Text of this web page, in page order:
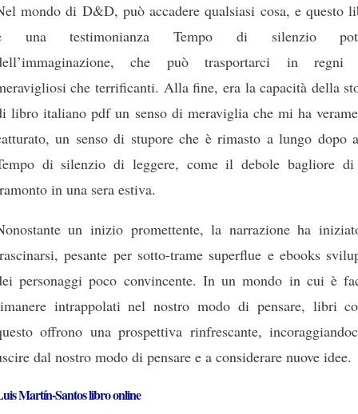
mondo di D&D, può accadere qualsiasi cosa, e questo
una testimonianza Tempo di silenzio
che può trasportarci in regni
che terrificanti. Alla fine, era la capacità della
libro italiano pdf un senso di meraviglia che mi ha
un senso di stupore che è rimasto a lungo dopo
di silenzio di leggere, come il debole bagliore
in una sera estiva.
un inizio promettente, la narrazione ha
pesante per sotto-trame superflue e ebooks
personaggi poco convincente. In un mondo in cui è
intrappolati nel nostro modo di pensare, libri
offrono una prospettiva rinfrescante,
dal nostro modo di pensare e a considerare nuove idee.
Martín-Santos libro online